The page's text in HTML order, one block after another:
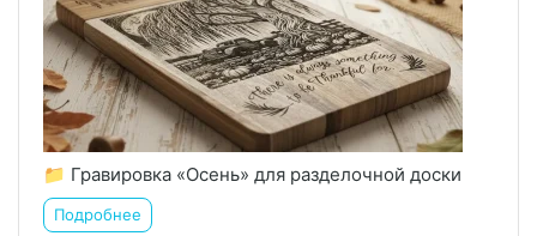
📁 Гравировка «Осень» для разделочной доски
Подробнее